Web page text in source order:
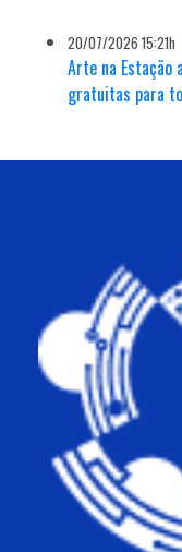
20/07/2026 15:21h
Arte na Estação
gratuitas para